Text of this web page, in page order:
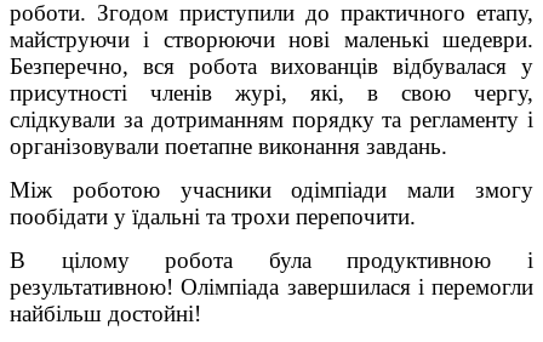
роботи. Згодом приступили до практичного етапу,
майструючи і створюючи нові маленькі шедеври.
Безперечно, вся робота вихованців відбувалася у
присутності членів журі, які, в свою чергу,
слідкували за дотриманням порядку та регламенту і
організовували поетапне виконання завдань.
Між роботою учасники одімпіади мали змогу
пообідати у їдальні та трохи перепочити.
В цілому робота була продуктивною і
результативною! Олімпіада завершилася і перемогли
найбільш достойні!